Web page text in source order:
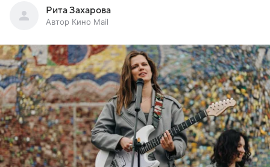
Рита Захарова
Автор Кино Mail